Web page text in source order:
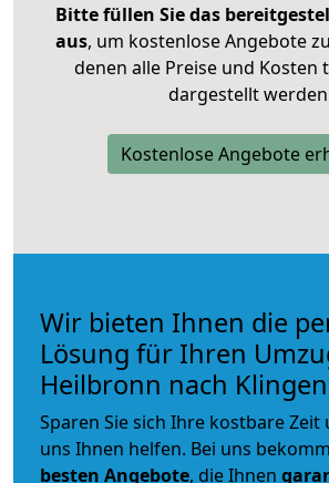
Bitte füllen Sie das
aus, um kostenlose Angebote
denen alle Preise und Kosten
dargestellt werden
Kostenlose Angebote
Wir bieten Ihnen die
Lösung für Ihren
Heilbronn nach
Sparen Sie sich Ihre kostbare Zeit
uns Ihnen helfen. Bei uns
besten Angebote, die Ihnen